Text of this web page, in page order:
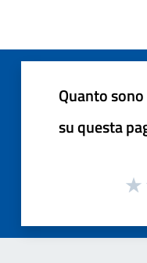
Quanto
su questa